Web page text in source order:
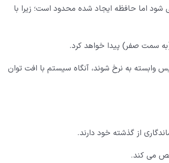
اما حافظه ایجاد شده محدود است؛ زیرا با
سمت صفر) پیدا خواهد کرد.
وابسته به نرخ شوند، آنگاه سیستم با افت توان
از گذشته خود دارند.
می کند.